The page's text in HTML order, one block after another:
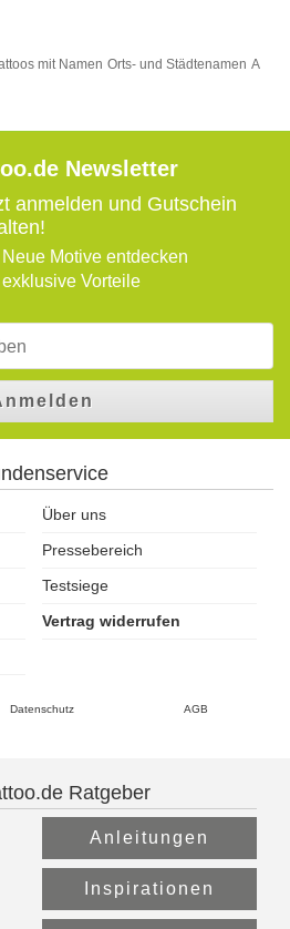
mit Namen Orts- und Städtenamen A
Newsletter
anmelden und Gutschein
Neue Motive entdecken
exklusive Vorteile
Über uns
Pressebereich
Testsiege
Vertrag widerrufen
Datenschutz AGB
Ratgeber
Anleitungen
Inspirationen